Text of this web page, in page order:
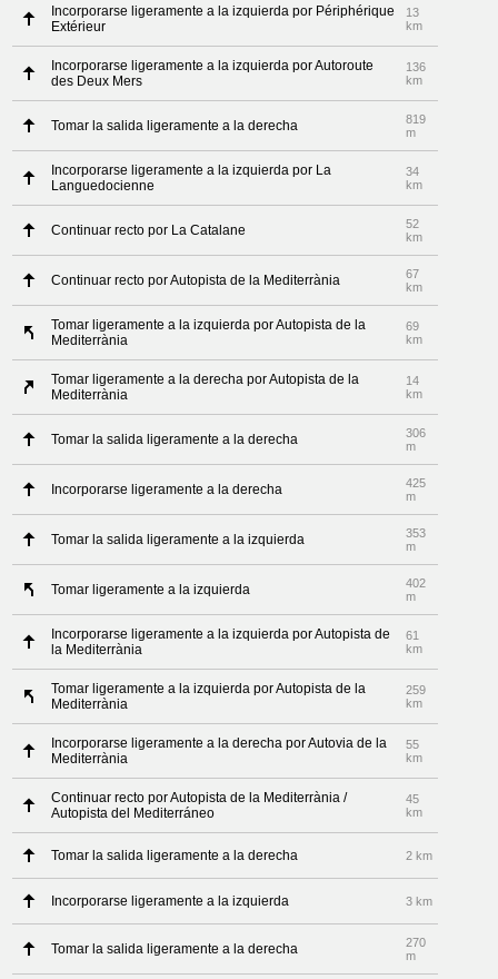
Incorporarse ligeramente a la izquierda por Périphérique
Extérieur
13
km
Incorporarse ligeramente a la izquierda por Autoroute
des Deux Mers
136
km
Tomar la salida ligeramente a la derecha
819
m
Incorporarse ligeramente a la izquierda por La
Languedocienne
34
km
Continuar recto por La Catalane
52
km
Continuar recto por Autopista de la Mediterrània
67
km
Tomar ligeramente a la izquierda por Autopista de la
Mediterrània
69
km
Tomar ligeramente a la derecha por Autopista de la
Mediterrània
14
km
Tomar la salida ligeramente a la derecha
306
m
Incorporarse ligeramente a la derecha
425
m
Tomar la salida ligeramente a la izquierda
353
m
Tomar ligeramente a la izquierda
402
m
Incorporarse ligeramente a la izquierda por Autopista de
la Mediterrània
61
km
Tomar ligeramente a la izquierda por Autopista de la
Mediterrània
259
km
Incorporarse ligeramente a la derecha por Autovia de la
Mediterrània
55
km
Continuar recto por Autopista de la Mediterrània /
Autopista del Mediterráneo
45
km
Tomar la salida ligeramente a la derecha 2 km
Incorporarse ligeramente a la izquierda 3 km
Tomar la salida ligeramente a la derecha
270
m